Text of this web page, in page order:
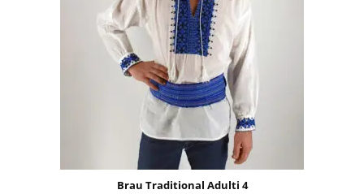
Brau Traditional Adulti 4